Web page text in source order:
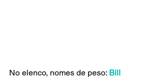
No elenco, nomes de peso: Bill